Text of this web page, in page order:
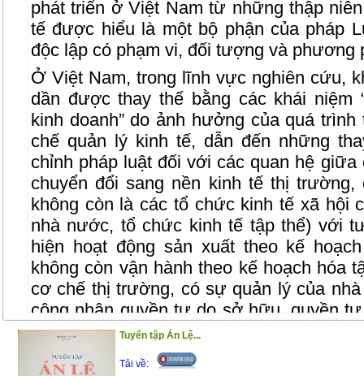
phát triển ở Việt Nam từ những thập
tế được hiểu là một bộ phận của pháp
độc lập có phạm vi, đối tượng và phương
Ở Việt Nam, trong lĩnh vực nghiên cứu,
dần được thay thế bằng các khái niệm
kinh doanh” do ảnh hưởng của quá
chế quản lý kinh tế, dẫn đến những
chỉnh pháp luật đối với các quan hệ
chuyển đổi sang nền kinh tế thị
không còn là các tổ chức kinh tế xã hội
nhà nước, tổ chức kinh tế tập thể) với
hiện hoạt động sản xuất theo kế
không còn vận hành theo kế hoạch hóa
cơ chế thị trường, có sự quản lý của
công nhận quyền tự do sở hữu, quyền
chịu nhiều tác động tất yếu của quá
Những thay đổi này dẫn đến yêu cầu
Tuyển tập Án Lệ...
Tải về: